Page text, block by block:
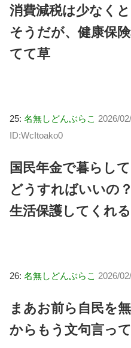
消費減税は少なく
そうだが、健康保
てて草
25: 名無しどんぶらこ 2026/
ID:WcItoako0
国民年金で暮らし
どうすればいいの？
生活保護してくれ
26: 名無しどんぶらこ 2026/
まあお前ら自民を
からもう文句言っ